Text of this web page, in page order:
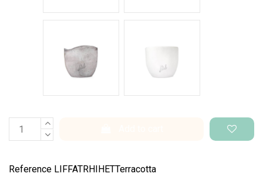
Reference LIFFATRHIHETTerracotta